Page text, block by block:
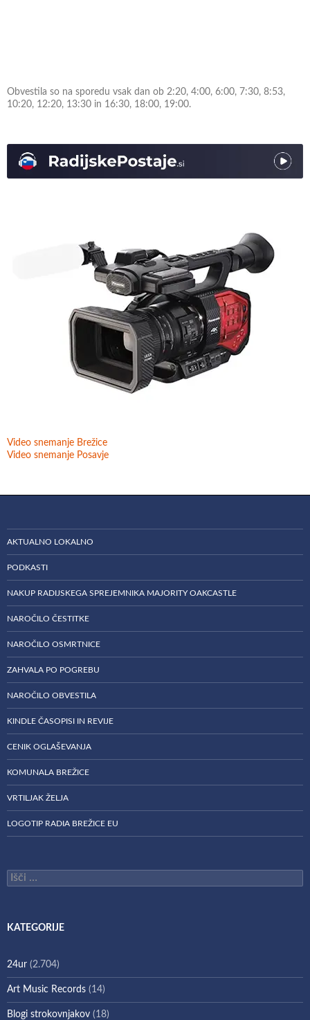
Obvestila so na sporedu vsak dan ob 2:20, 4:00, 6:00, 7:30, 8:53,
10:20, 12:20, 13:30 in 16:30, 18:00, 19:00.
Video snemanje Brežice
Video snemanje Posavje
AKTUALNO LOKALNO
PODKASTI
NAKUP RADIJSKEGA SPREJEMNIKA MAJORITY OAKCASTLE
NAROČILO ČESTITKE
NAROČILO OSMRTNICE
ZAHVALA PO POGREBU
NAROČILO OBVESTILA
KINDLE ČASOPISI IN REVIJE
CENIK OGLAŠEVANJA
KOMUNALA BREŽICE
VRTILJAK ŽELJA
LOGOTIP RADIA BREŽICE EU
Išči:
KATEGORIJE
24ur (2.704)
Art Music Records (14)
Blogi strokovnjakov (18)